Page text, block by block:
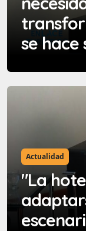
se hace
Actualidad
"La